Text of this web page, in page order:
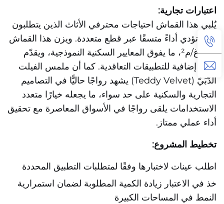
اعتبارات تجارية:
يُلبي هذا القماش احتياجات محترفي الأثاث الذين يتطلبون
مواد تؤدي أداءً متسقًا عبر قطع متعددة. ويزن هذا القماش
٤٠٠ غ/م²، ما يفوق المعايير السكنية النموذجية، ويقدّم
متانة إضافية للتطبيقات التعاقدية. كما أن ملمس الفيلت
الدُّبَيّ (Teddy Velvet) يشهد رواجًا حاليًّا في التصاميم
التجارية والسكنية على حد سواء، ما يجعله خيارًا متعدد
الاستخدامات يلقى رواجًا في الأسواق المعاصرة مع تحقيق
أداء عملي ممتاز.
تخطيط المشروع:
اطلب عينات لاختبارها وفقًا لمتطلبات التطبيق المحددة
خذ في الاعتبار زيادة الكمية المطلوبة لضمان استمرارية
النمط في المساحات الكبيرة